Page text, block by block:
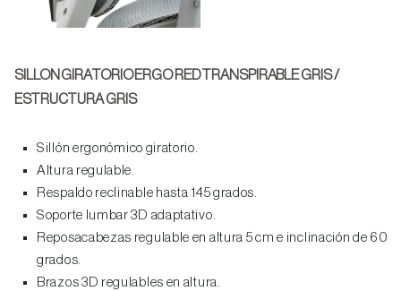
SILLON GIRATORIO ERGO RED TRANSPIRABLE GRIS /
ESTRUCTURA GRIS
Sillón ergonómico giratorio.
Altura regulable.
Respaldo reclinable hasta 145 grados.
Soporte lumbar 3D adaptativo.
Reposacabezas regulable en altura 5 cm e inclinación de 60
grados.
Brazos 3D regulables en altura.